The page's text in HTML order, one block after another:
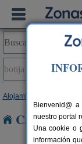
Alojamientos
Casas
Bienvenid@
nuestro portal
Una cookie o
información